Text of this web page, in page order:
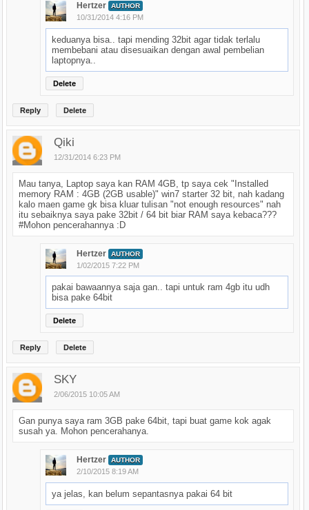
Hertzer AUTHOR
10/31/2014 4:16 PM
keduanya bisa.. tapi mending 32bit agar tidak terlalu
membebani atau disesuaikan dengan awal pembelian
laptopnya..
Delete
Reply Delete
Qiki
12/31/2014 6:23 PM
Mau tanya, Laptop saya kan RAM 4GB, tp saya cek "Installed
memory RAM : 4GB (2GB usable)" win7 starter 32 bit, nah kadang
kalo maen game gk bisa kluar tulisan "not enough resources" nah
itu sebaiknya saya pake 32bit / 64 bit biar RAM saya kebaca???
#Mohon pencerahannya :D
Hertzer AUTHOR
1/02/2015 7:22 PM
pakai bawaannya saja gan.. tapi untuk ram 4gb itu udh
bisa pake 64bit
Delete
Reply Delete
SKY
2/06/2015 10:05 AM
Gan punya saya ram 3GB pake 64bit, tapi buat game kok agak
susah ya. Mohon pencerahanya.
Hertzer AUTHOR
2/10/2015 8:19 AM
ya jelas, kan belum sepantasnya pakai 64 bit